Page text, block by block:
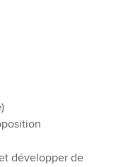
développer de